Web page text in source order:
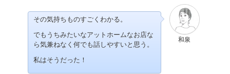
和泉
その気持ちものすごくわかる。
でもうちみたいなアットホームなお店な
ら気兼ねなく何でも話しやすいと思う。
私はそうだった！